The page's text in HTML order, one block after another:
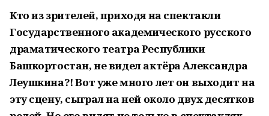
Кто из зрителей, приходя на спектакли
Государственного академического русского
драматического театра Республики
Башкортостан, не видел актёра Александра
Леушкина?! Вот уже много лет он выходит на
эту сцену, сыграл на ней около двух десятков